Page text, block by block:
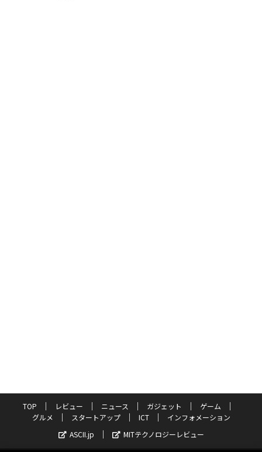
TOP レビュー ニュース ガジェット
ゲーム
グルメ
スタートアップ ICT
インフォメーション
ASCII.jp
MITテクノロジーレビュー